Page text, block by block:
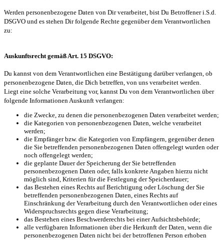
Werden personenbezogene Daten von Dir verarbeitet, bist Du Betroffener i.S.d.
DSGVO und es stehen Dir folgende Rechte gegenüber dem Verantwortlichen
zu:
Auskunftsrecht gemäß Art. 15 DSGVO:
Du kannst von dem Verantwortlichen eine Bestätigung darüber verlangen, ob
personenbezogene Daten, die Dich betreffen, von uns verarbeitet werden.
Liegt eine solche Verarbeitung vor, kannst Du von dem Verantwortlichen über
folgende Informationen Auskunft verlangen:
die Zwecke, zu denen die personenbezogenen Daten verarbeitet werden;
die Kategorien von personenbezogenen Daten, welche verarbeitet
werden;
die Empfänger bzw. die Kategorien von Empfängern, gegenüber denen
die Sie betreffenden personenbezogenen Daten offengelegt wurden oder
noch offengelegt werden;
die geplante Dauer der Speicherung der Sie betreffenden
personenbezogenen Daten oder, falls konkrete Angaben hierzu nicht
möglich sind, Kriterien für die Festlegung der Speicherdauer;
das Bestehen eines Rechts auf Berichtigung oder Löschung der Sie
betreffenden personenbezogenen Daten, eines Rechts auf
Einschränkung der Verarbeitung durch den Verantwortlichen oder eines
Widerspruchsrechts gegen diese Verarbeitung;
das Bestehen eines Beschwerderechts bei einer Aufsichtsbehörde;
alle verfügbaren Informationen über die Herkunft der Daten, wenn die
personenbezogenen Daten nicht bei der betroffenen Person erhoben